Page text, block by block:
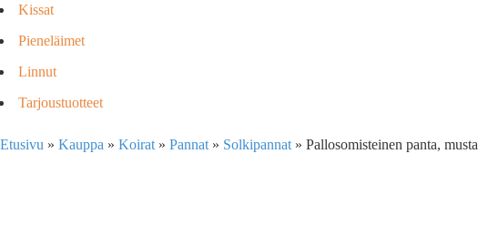
Kissat
Pieneläimet
Linnut
Tarjoustuotteet
Etusivu » Kauppa » Koirat » Pannat » Solkipannat » Pallosomisteinen panta, musta